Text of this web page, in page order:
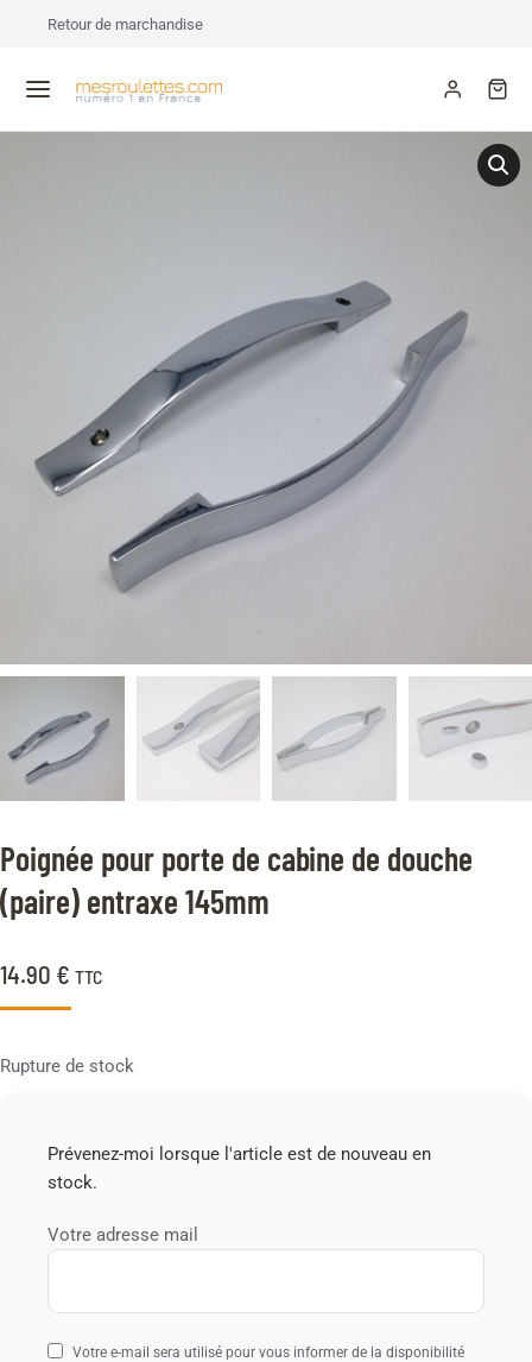
Retour de marchandise
Poignée pour porte de cabine de douche
(paire) entraxe 145mm
14.90 € TTC
Rupture de stock
Prévenez-moi lorsque l'article est de nouveau en
stock.
Votre adresse mail
Votre e-mail sera utilisé pour vous informer de la disponibilité